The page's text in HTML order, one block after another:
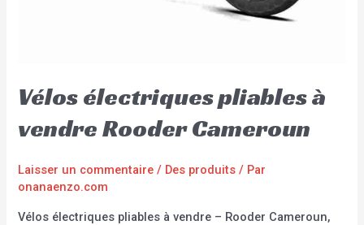
Vélos électriques pliables à
vendre Rooder Cameroun
Laisser un commentaire / Des produits / Par
onanaenzo.com
Vélos électriques pliables à vendre – Rooder Cameroun,